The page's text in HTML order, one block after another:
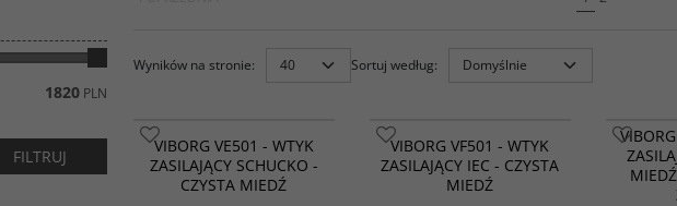
Wyników na stronie: Sortuj według:
VIBORG VE501 - WTYK
ZASILAJĄCY SCHUCKO -
CZYSTA MIEDŹ
VIBORG VF501 - WTYK
ZASILAJĄCY IEC - CZYSTA
MIEDŹ
1820 PLN